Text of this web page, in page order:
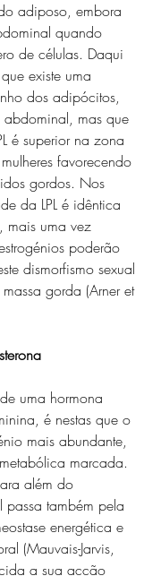
adiposo, embora
quando
de células. Daqui
existe uma
dos adipócitos,
mas que
é superior na zona
favorecendo
gordos. Nos
da LPL é idêntica
mais uma vez
poderão
dismorfismo sexual
gorda (Arner et
uma hormona
é nestas que o
mais abundante,
marcada.
além do
passa também pela
energética e
(Mauvais-Jarvis,
a sua acção